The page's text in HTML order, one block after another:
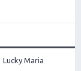
Lucky Maria